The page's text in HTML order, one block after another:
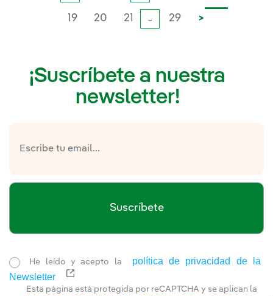
19 20 21 ... 29 >
¡Suscríbete a nuestra
newsletter!
Suscríbete
He leído y acepto la
política de privacidad de la
Newsletter
Enlace externo, se abre en ventana nueva.
Esta página está protegida por reCAPTCHA y se aplican la